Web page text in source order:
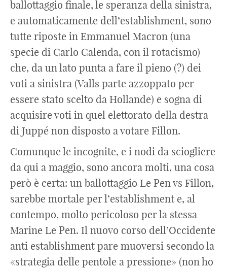
ballottaggio finale, le speranza della sinistra,
e automaticamente dell’establishment, sono
tutte riposte in Emmanuel Macron (una
specie di Carlo Calenda, con il rotacismo)
che, da un lato punta a fare il pieno (?) dei
voti a sinistra (Valls parte azzoppato per
essere stato scelto da Hollande) e sogna di
acquisire voti in quel elettorato della destra
di Juppé non disposto a votare Fillon.
Comunque le incognite, e i nodi da sciogliere
da qui a maggio, sono ancora molti, una cosa
però è certa: un ballottaggio Le Pen vs Fillon,
sarebbe mortale per l’establishment e, al
contempo, molto pericoloso per la stessa
Marine Le Pen. Il nuovo corso dell’Occidente
anti establishment pare muoversi secondo la
«strategia delle pentole a pressione» (non ho